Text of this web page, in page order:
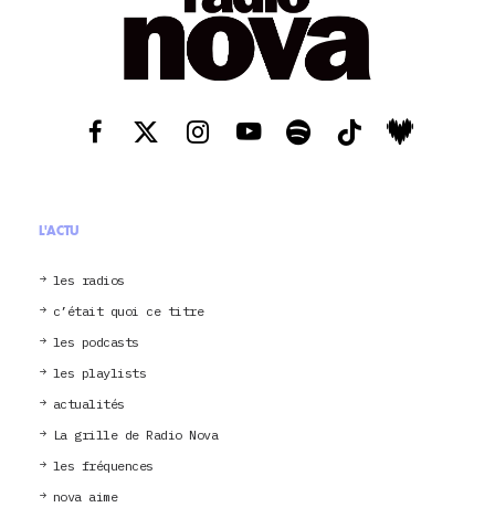
L'ACTU
les radios
c’était quoi ce titre
les podcasts
les playlists
actualités
La grille de Radio Nova
les fréquences
nova aime